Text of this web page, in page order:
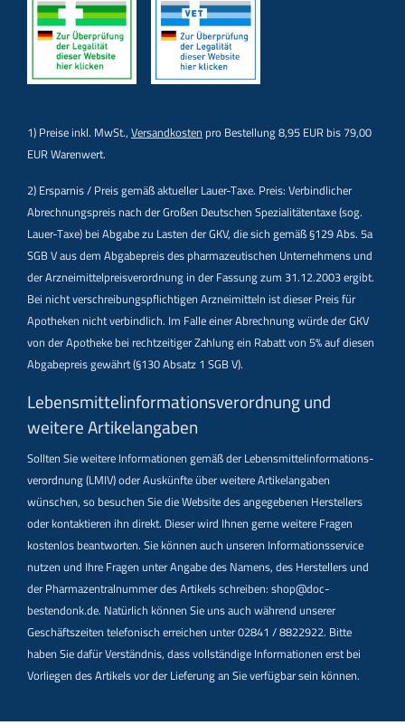
1) Preise inkl. MwSt.,Versandkosten pro Bestellung 8,95 EUR bis 79,00
EUR Warenwert.
2) Ersparnis / Preis gemäß aktueller Lauer-Taxe. Preis: Verbindlicher
Abrechnungspreis nach der Großen Deutschen Spezialitätentaxe (sog.
Lauer-Taxe) bei Abgabe zu Lasten der GKV, die sich gemäß §129 Abs. 5a
SGB V aus dem Abgabepreis des pharmazeutischen Unternehmens und
der Arzneimittelpreisverordnung in der Fassung zum 31.12.2003 ergibt.
Bei nicht verschreibungspflichtigen Arzneimitteln ist dieser Preis für
Apotheken nicht verbindlich. Im Falle einer Abrechnung würde der GKV
von der Apotheke bei rechtzeitiger Zahlung ein Rabatt von 5% auf diesen
Abgabepreis gewährt (§130 Absatz 1 SGB V).
Lebensmittel­informations­verordnung und
weitere Artikelangaben
Sollten Sie weitere Informationen gemäß der Lebensmittel­informations­
verordnung (LMIV) oder Auskünfte über weitere Artikelangaben
wünschen, so besuchen Sie die Website des angegebenen Herstellers
oder kontaktieren ihn direkt. Dieser wird Ihnen gerne weitere Fragen
kostenlos beantworten. Sie können auch unseren Informationsservice
nutzen und Ihre Fragen unter Angabe des Namens, des Herstellers und
der Pharmazentralnummer des Artikels schreiben: shop@doc-
bestendonk.de. Natürlich können Sie uns auch während unserer
Geschäftszeiten telefonisch erreichen unter 02841 / 8822922. Bitte
haben Sie dafür Verständnis, dass vollständige Informationen erst bei
Vorliegen des Artikels vor der Lieferung an Sie verfügbar sein können.